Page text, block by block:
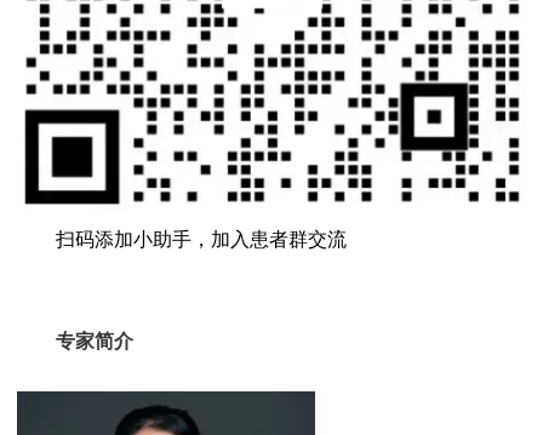
扫码添加小助手，加入患者群交流
专家简介